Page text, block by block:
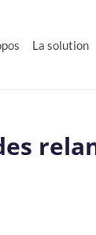
La solution